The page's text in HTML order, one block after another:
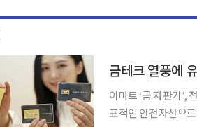
금테크 열풍에
이마트 ‘금 자판기’,
표적인 안전자산으